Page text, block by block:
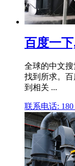
百度一
全球的中文
找到所求。
到相关 ...
联系电话: 180